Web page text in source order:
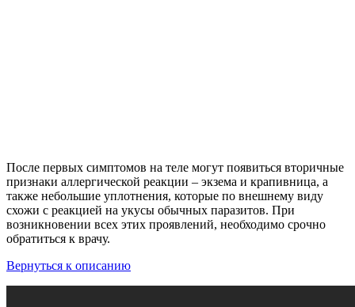
После первых симптомов на теле могут появиться вторичные
признаки аллергической реакции – экзема и крапивница, а
также небольшие уплотнения, которые по внешнему виду
схожи с реакцией на укусы обычных паразитов. При
возникновении всех этих проявлений, необходимо срочно
обратиться к врачу.
Вернуться к описанию